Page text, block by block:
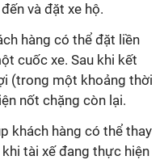
và đặt xe hộ.
hàng có thể đặt liền
cuốc xe. Sau khi kết
(trong một khoảng thời
nốt chặng còn lại.
khách hàng có thể thay
tài xế đang thực hiện